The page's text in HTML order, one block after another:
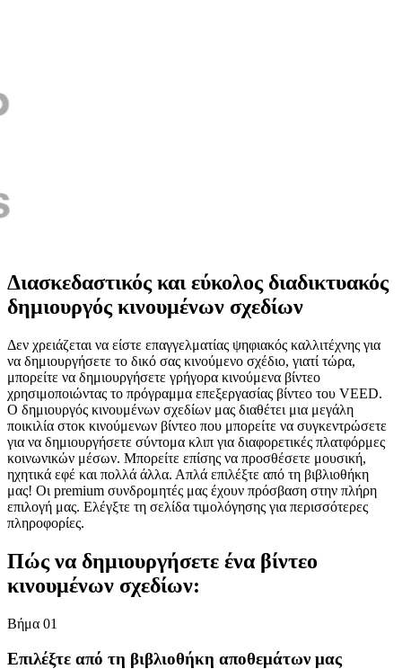
Διασκεδαστικός και εύκολος διαδικτυακός
δημιουργός κινουμένων σχεδίων
Δεν χρειάζεται να είστε επαγγελματίας ψηφιακός καλλιτέχνης για
να δημιουργήσετε το δικό σας κινούμενο σχέδιο, γιατί τώρα,
μπορείτε να δημιουργήσετε γρήγορα κινούμενα βίντεο
χρησιμοποιώντας το πρόγραμμα επεξεργασίας βίντεο του VEED.
Ο δημιουργός κινουμένων σχεδίων μας διαθέτει μια μεγάλη
ποικιλία στοκ κινούμενων βίντεο που μπορείτε να συγκεντρώσετε
για να δημιουργήσετε σύντομα κλιπ για διαφορετικές πλατφόρμες
κοινωνικών μέσων. Μπορείτε επίσης να προσθέσετε μουσική,
ηχητικά εφέ και πολλά άλλα. Απλά επιλέξτε από τη βιβλιοθήκη
μας! Οι premium συνδρομητές μας έχουν πρόσβαση στην πλήρη
επιλογή μας. Ελέγξτε τη σελίδα τιμολόγησης για περισσότερες
πληροφορίες.
Πώς να δημιουργήσετε ένα βίντεο
κινουμένων σχεδίων:
Βήμα 01
Επιλέξτε από τη βιβλιοθήκη αποθεμάτων μας